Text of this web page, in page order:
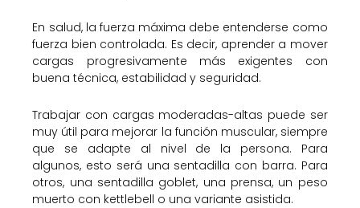
En salud, la fuerza máxima debe entenderse como
fuerza bien controlada. Es decir, aprender a mover
cargas progresivamente más exigentes con
buena técnica, estabilidad y seguridad.
Trabajar con cargas moderadas-altas puede ser
muy útil para mejorar la función muscular, siempre
que se adapte al nivel de la persona. Para
algunos, esto será una sentadilla con barra. Para
otros, una sentadilla goblet, una prensa, un peso
muerto con kettlebell o una variante asistida.